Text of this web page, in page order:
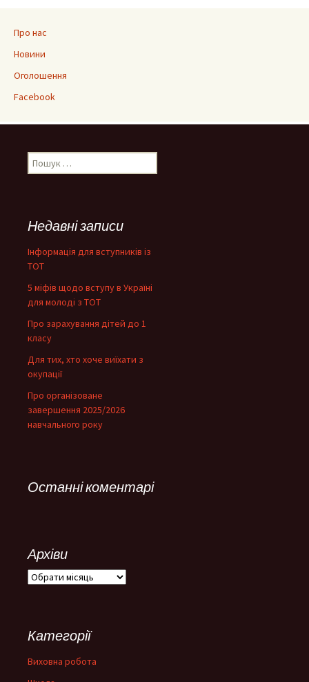
запису
Про нас
Новини
Оголошення
Facebook
Пошук:
Недавні записи
Інформація для вступників із
ТОТ
5 міфів щодо вступу в Україні
для молоді з ТОТ
Про зарахування дітей до 1
класу
Для тих, хто хоче виїхати з
окупації
Про організоване
завершення 2025/2026
навчального року
Останні коментарі
Архіви
Архіви
Категорії
Виховна робота